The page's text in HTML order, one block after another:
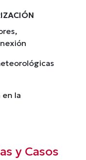
la
y Casos